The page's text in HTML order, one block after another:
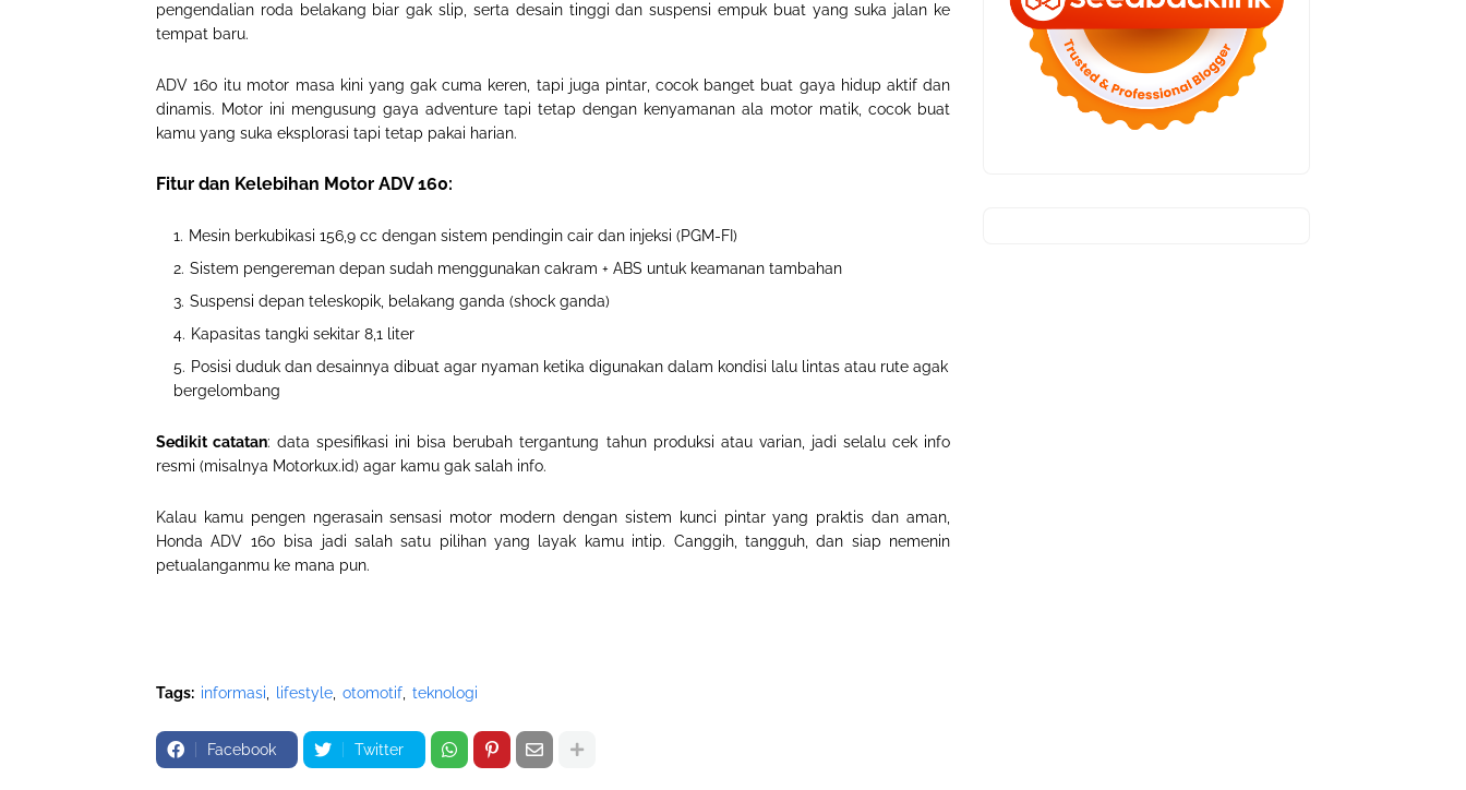
pengendalian roda belakang biar gak slip, serta desain tinggi dan suspensi empuk buat yang suka jalan ke
tempat baru.
ADV 160 itu motor masa kini yang gak cuma keren, tapi juga pintar, cocok banget buat gaya hidup aktif dan
dinamis. Motor ini mengusung gaya adventure tapi tetap dengan kenyamanan ala motor matik, cocok buat
kamu yang suka eksplorasi tapi tetap pakai harian.
Fitur dan Kelebihan Motor ADV 160:
Mesin berkubikasi 156,9 cc dengan sistem pendingin cair dan injeksi (PGM-FI)
Sistem pengereman depan sudah menggunakan cakram + ABS untuk keamanan tambahan
Suspensi depan teleskopik, belakang ganda (shock ganda)
Kapasitas tangki sekitar 8,1 liter
Posisi duduk dan desainnya dibuat agar nyaman ketika digunakan dalam kondisi lalu lintas atau rute agak
bergelombang
Sedikit catatan: data spesifikasi ini bisa berubah tergantung tahun produksi atau varian, jadi selalu cek info
resmi (misalnya Motorkux.id) agar kamu gak salah info.
Kalau kamu pengen ngerasain sensasi motor modern dengan sistem kunci pintar yang praktis dan aman,
Honda ADV 160 bisa jadi salah satu pilihan yang layak kamu intip. Canggih, tangguh, dan siap nemenin
petualanganmu ke mana pun.
Tags: informasi lifestyle otomotif teknologi
Facebook Twitter